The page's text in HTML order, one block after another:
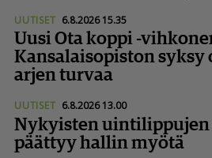
UUTISET 6.8.2026 15.35
Uusi Ota koppi -
Kansa­lai­so­piston syksy
arjen turvaa
UUTISET 6.8.2026 13.00
Nykyisten uintilippujen
päättyy hallin myötä